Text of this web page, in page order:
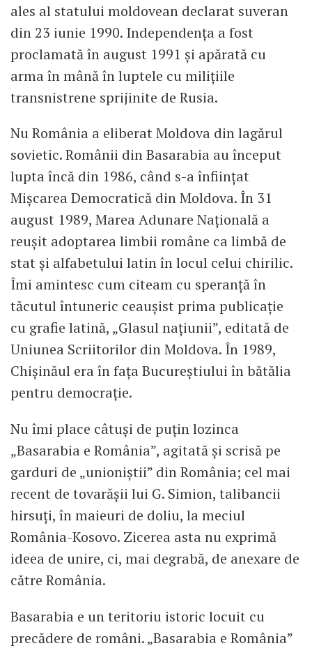
ales al statului moldovean declarat suveran
din 23 iunie 1990. Independența a fost
proclamată în august 1991 și apărată cu
arma în mână în luptele cu milițiile
transnistrene sprijinite de Rusia.
Nu România a eliberat Moldova din lagărul
sovietic. Românii din Basarabia au început
lupta încă din 1986, când s-a înființat
Mișcarea Democratică din Moldova. În 31
august 1989, Marea Adunare Națională a
reușit adoptarea limbii române ca limbă de
stat și alfabetului latin în locul celui chirilic.
Îmi amintesc cum citeam cu speranță în
tăcutul întuneric ceaușist prima publicație
cu grafie latină, „Glasul națiunii”, editată de
Uniunea Scriitorilor din Moldova. În 1989,
Chișinăul era în fața Bucureștiului în bătălia
pentru democrație.
Nu îmi place câtuși de puțin lozinca
„Basarabia e România”, agitată și scrisă pe
garduri de „unioniștii” din România; cel mai
recent de tovarășii lui G. Simion, talibancii
hirsuți, în maieuri de doliu, la meciul
România-Kosovo. Zicerea asta nu exprimă
ideea de unire, ci, mai degrabă, de anexare de
către România.
Basarabia e un teritoriu istoric locuit cu
precădere de români. „Basarabia e România”